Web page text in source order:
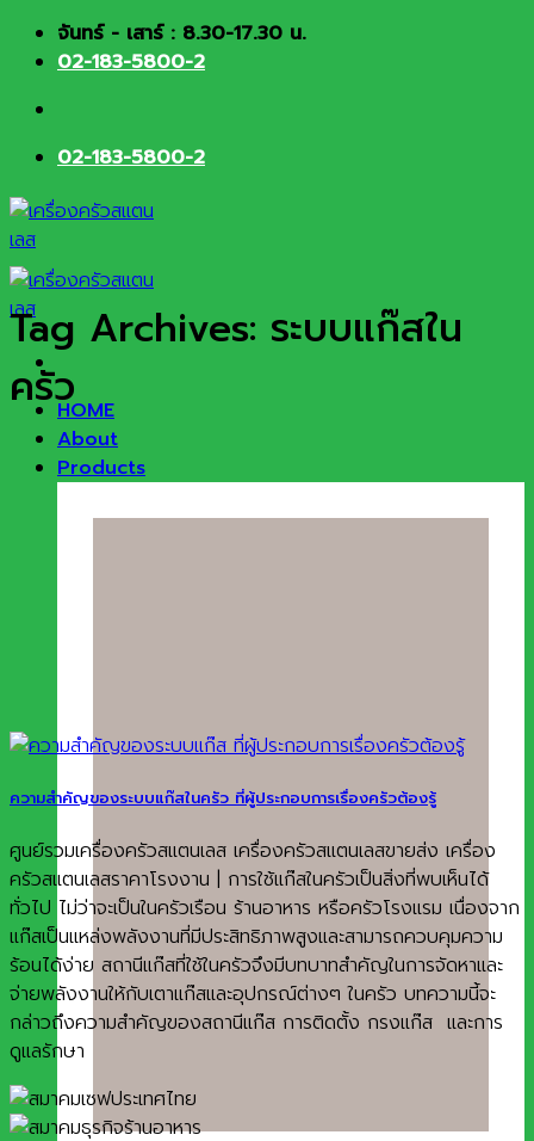
Skip จันทร์ - เสาร์ : 8.30-17.30 น.
02-183-5800-2
02-183-5800-2
HOME
About
Products
Tag Archives: ระบบแก๊สใน
ครัว
ความสำคัญของระบบแก๊สในครัว ที่ผู้ประกอบการเรื่องครัวต้องรู้
ศูนย์รวมเครื่องครัวสแตนเลส เครื่องครัวสแตนเลสขายส่ง เครื่อง
ครัวสแตนเลสราคาโรงงาน | การใช้แก๊สในครัวเป็นสิ่งที่พบเห็นได้
ทั่วไป ไม่ว่าจะเป็นในครัวเรือน ร้านอาหาร หรือครัวโรงแรม เนื่องจาก
แก๊สเป็นแหล่งพลังงานที่มีประสิทธิภาพสูงและสามารถควบคุมความ
ร้อนได้ง่าย สถานีแก๊สที่ใช้ในครัวจึงมีบทบาทสำคัญในการจัดหาและ
จ่ายพลังงานให้กับเตาแก๊สและอุปกรณ์ต่างๆ ในครัว บทความนี้จะ
กล่าวถึงความสำคัญของสถานีแก๊ส การติดตั้ง กรงแก๊ส และการ
ดูแลรักษา